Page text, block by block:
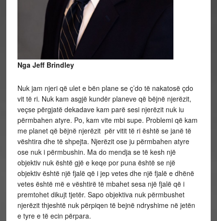
Nga Jeff Brindley
Nuk jam njeri që ulet e bën plane se ç’do të nakatosë çdo
vit të ri. Nuk kam asgjë kundër planeve që bëjnë njerëzit,
veçse përgjatë dekadave kam parë sesi njerëzit nuk iu
përmbahen atyre. Po, kam vite mbi supe. Problemi që kam
me planet që bëjnë njerëzit për vitit të ri është se janë të
vështira dhe të shpejta. Njerëzit ose ju përmbahen atyre
ose nuk i përmbushin. Ma do mendja se të kesh një
objektiv nuk është gjë e keqe por puna është se një
objektiv është një fjalë që i jep vetes dhe një fjalë e dhënë
vetes është më e vështirë të mbahet sesa një fjalë që i
premtohet dikujt tjetër. Sapo objektiva nuk përmbushet
njerëzit thjeshtë nuk përpiqen të bejnë ndryshime në jetën
e tyre e të ecin përpara.